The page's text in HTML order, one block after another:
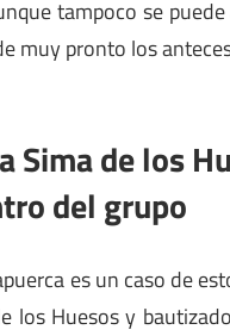
tampoco se
muy pronto los
de los
del grupo
es un caso de
los Huesos y